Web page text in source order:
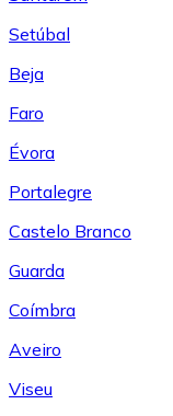
Setúbal
Beja
Faro
Évora
Portalegre
Castelo Branco
Guarda
Coímbra
Aveiro
Viseu